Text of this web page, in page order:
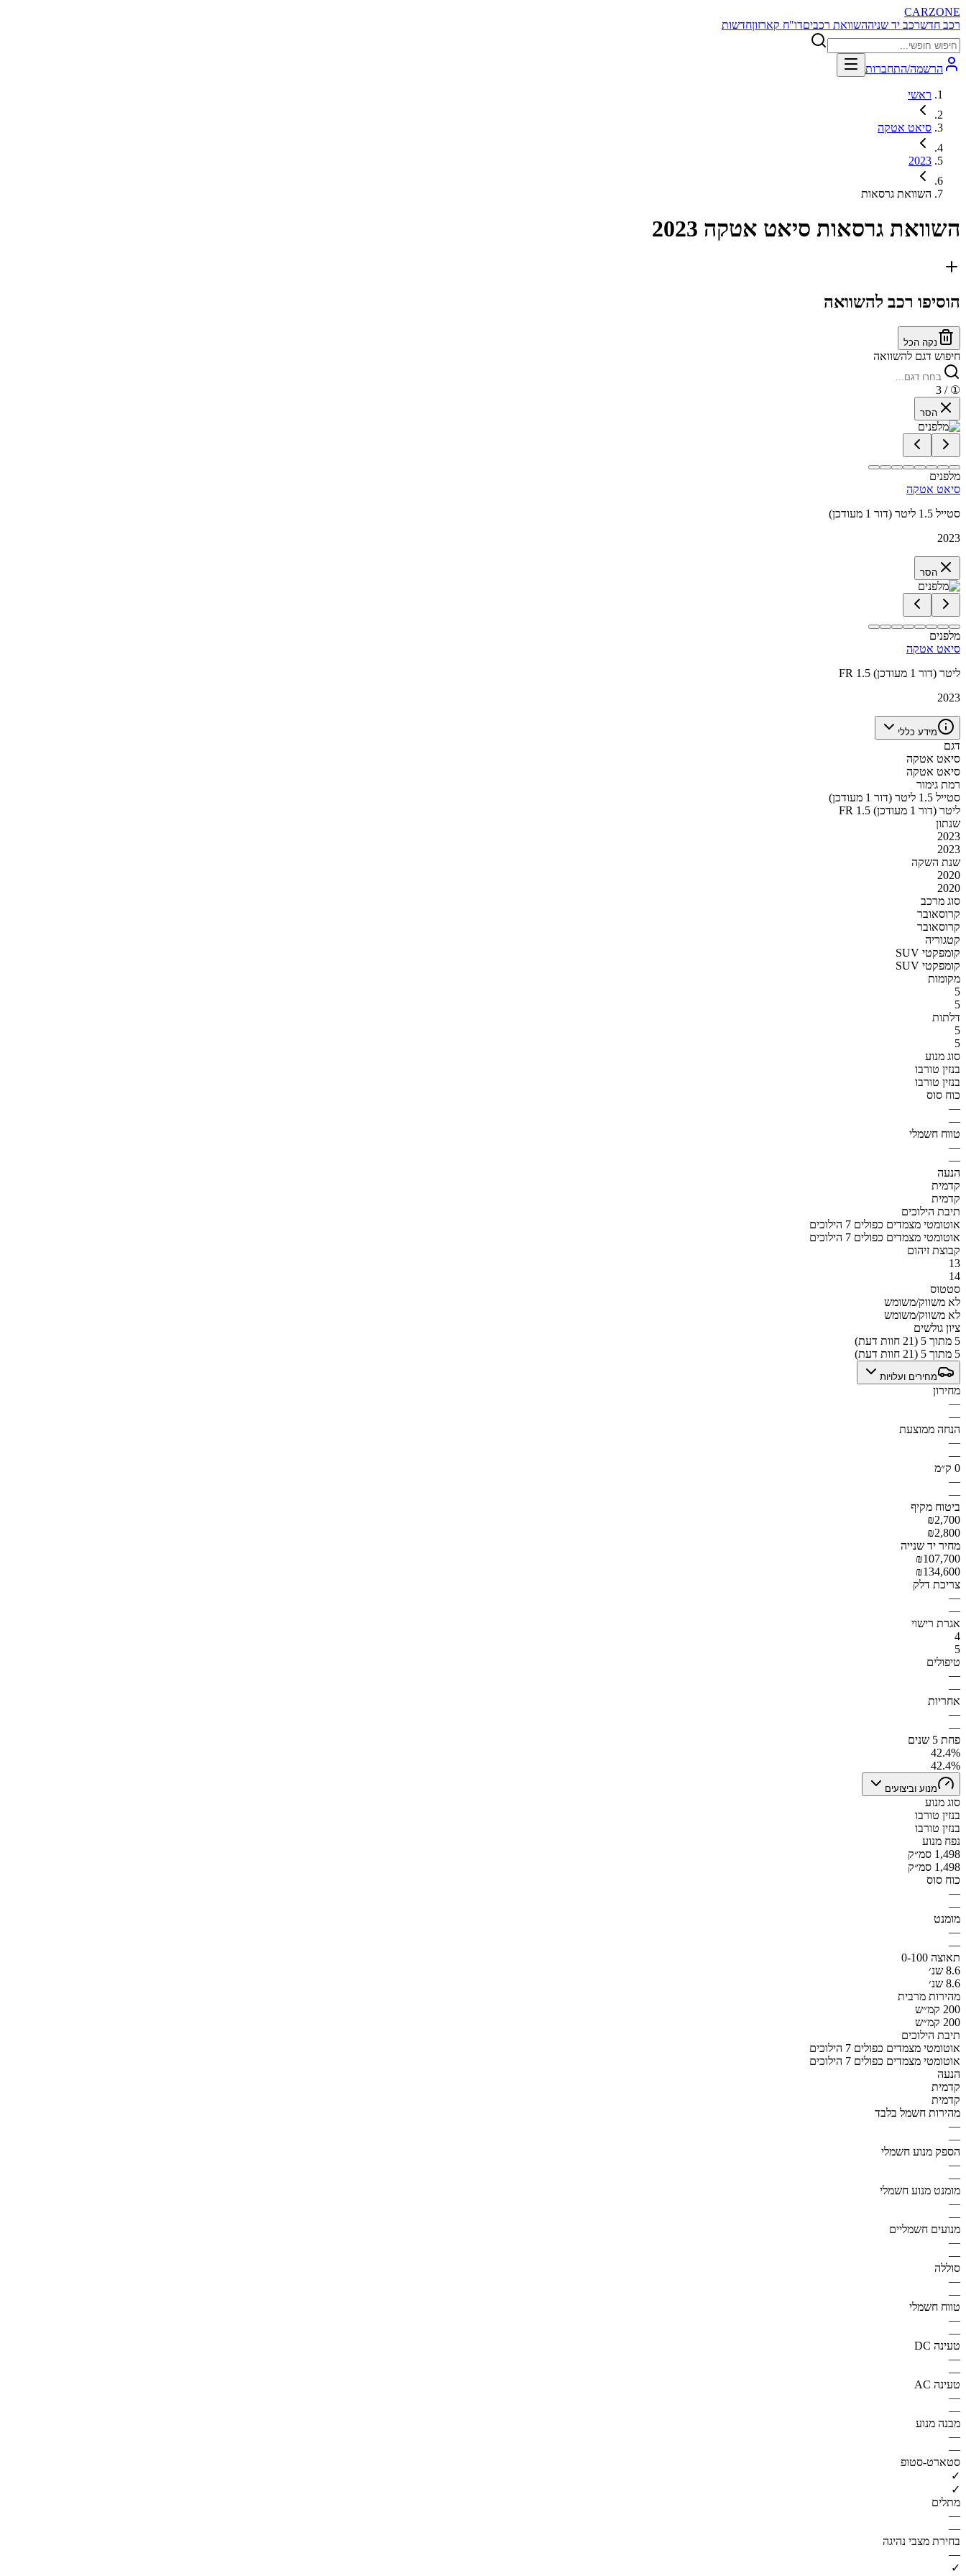
CARZONE
רכב חדשרכב יד שניההשוואת רכביםדו"ח קארזוןחדשות
הרשמה/התחברות
ראשי
סיאט אטקה
2023
השוואת גרסאות
השוואת גרסאות סיאט אטקה 2023
הוסיפו רכב להשוואה
נקה הכל
חיפוש דגם להשוואה
①
/ 3
הסר
מלפנים
סיאט אטקה
סטייל 1.5 ליטר (דור 1 מעודכן)
2023
הסר
מלפנים
סיאט אטקה
FR 1.5 ליטר (דור 1 מעודכן)
2023
מידע כללי
דגם
סיאט אטקה
סיאט אטקה
רמת גימור
סטייל 1.5 ליטר (דור 1 מעודכן)
FR 1.5 ליטר (דור 1 מעודכן)
שנתון
2023
2023
שנת השקה
2020
2020
סוג מרכב
קרוסאובר
קרוסאובר
קטגוריה
SUV קומפקטי
SUV קומפקטי
מקומות
5
5
דלתות
5
5
סוג מנוע
בנזין טורבו
בנזין טורבו
כוח סוס
—
—
טווח חשמלי
—
—
הנעה
קדמית
קדמית
תיבת הילוכים
אוטומטי מצמדים כפולים 7 הילוכים
אוטומטי מצמדים כפולים 7 הילוכים
קבוצת זיהום
13
14
סטטוס
לא משווק/משומש
לא משווק/משומש
ציון גולשים
5 מתוך 5 (21 חוות דעת)
5 מתוך 5 (21 חוות דעת)
מחירים ועלויות
מחירון
—
—
הנחה ממוצעת
—
—
0 ק״מ
—
—
ביטוח מקיף
₪2,700
₪2,800
מחיר יד שנייה
₪107,700
₪134,600
צריכת דלק
—
—
אגרת רישוי
4
5
טיפולים
—
—
אחריות
—
—
פחת 5 שנים
42.4%
42.4%
מנוע וביצועים
סוג מנוע
בנזין טורבו
בנזין טורבו
נפח מנוע
1,498 סמ״ק
1,498 סמ״ק
כוח סוס
—
—
מומנט
—
—
תאוצה 0-100
8.6 שנ׳
8.6 שנ׳
מהירות מרבית
200 קמ״ש
200 קמ״ש
תיבת הילוכים
אוטומטי מצמדים כפולים 7 הילוכים
אוטומטי מצמדים כפולים 7 הילוכים
הנעה
קדמית
קדמית
מהירות חשמל בלבד
—
—
הספק מנוע חשמלי
—
—
מומנט מנוע חשמלי
—
—
מנועים חשמליים
—
—
סוללה
—
—
טווח חשמלי
—
—
טעינה DC
—
—
טעינה AC
—
—
מבנה מנוע
—
—
סטארט-סטופ
✓
✓
מתלים
—
—
בחירת מצבי נהיגה
—
✓